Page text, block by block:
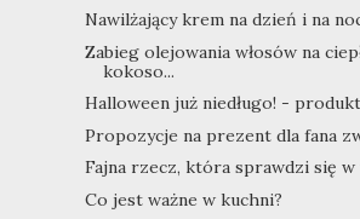
Nawilżający krem na dzień i na
Zabieg olejowania włosów na
kokoso...
Halloween już niedługo! -
Propozycje na prezent dla fana
Fajna rzecz, która sprawdzi się w
Co jest ważne w kuchni?